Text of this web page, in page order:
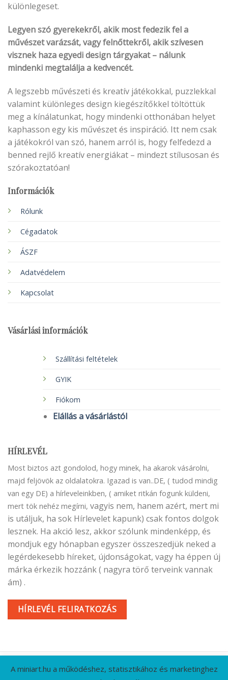
különlegeset.
Legyen szó gyerekekről, akik most fedezik fel a
művészet varázsát, vagy felnőttekről, akik szívesen
visznek haza egyedi design tárgyakat – nálunk
mindenki megtalálja a kedvencét.
A legszebb művészeti és kreatív játékokkal, puzzlekkal
valamint különleges design kiegészítőkkel töltöttük
meg a kínálatunkat, hogy mindenki otthonában helyet
kaphasson egy kis művészet és inspiráció. Itt nem csak
a játékokról van szó, hanem arról is, hogy felfedezd a
benned rejlő kreatív energiákat – mindezt stílusosan és
szórakoztatóan!
Információk
Rólunk
Cégadatok
ÁSZF
Adatvédelem
Kapcsolat
Vásárlási információk
Szállítási feltételek
GYIK
Fiókom
Elállás a vásárlástól
HÍRLEVÉL
Most biztos azt gondolod, hogy minek, ha akarok vásárolni,
majd feljövök az oldalatokra. Igazad is van..DE, ( tudod mindig
van egy DE) a hírleveleinkben, ( amiket ritkán fogunk küldeni,
mert tök nehéz megírni, vagyis nem, hanem azért, mert mi
is utáljuk, ha sok Hírlevelet kapunk) csak fontos dolgok
lesznek. Ha akció lesz, akkor szólunk mindenképp, és
mondjuk egy hónapban egyszer összeszedjük neked a
legérdekesebb híreket, újdonságokat, vagy ha éppen új
márka érkezik hozzánk ( nagyra törő terveink vannak
ám) .
HÍRLEVÉL FELIRATKOZÁS
A miniart.hu a működéshez, statisztikához és marketinghez